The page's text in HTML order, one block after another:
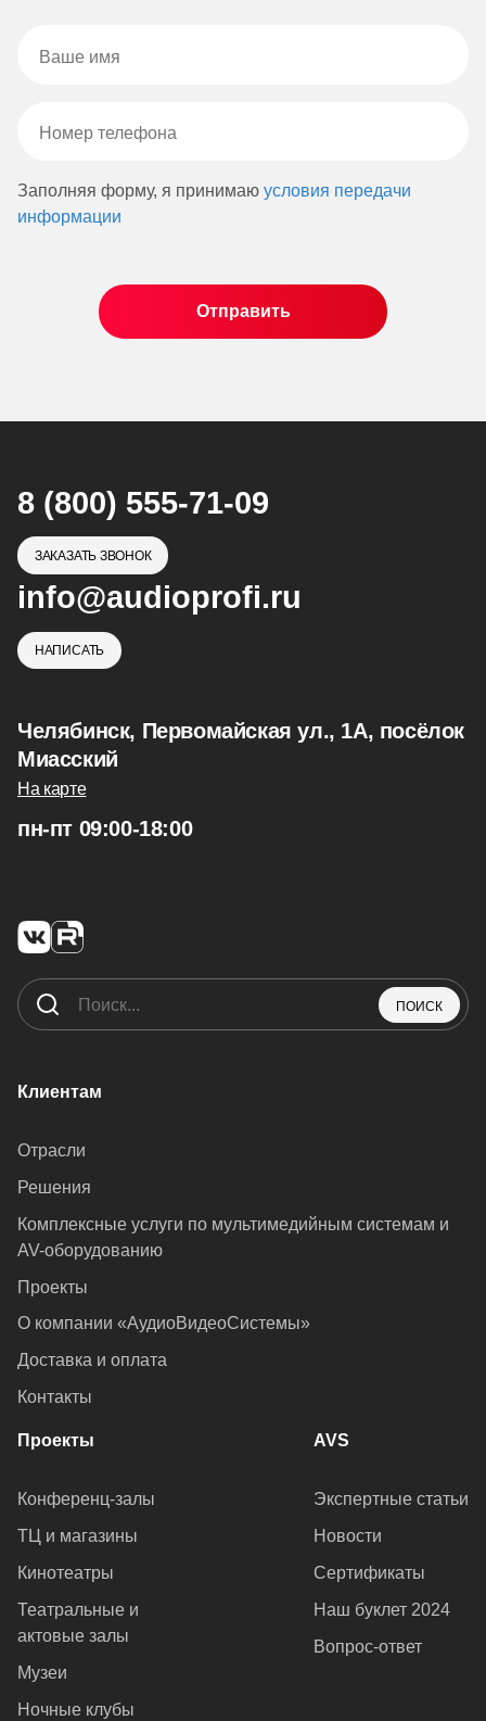
Заполняя форму, я принимаю условия передачи
информации
8 (800) 555-71-09
ЗАКАЗАТЬ ЗВОНОК
info@audioprofi.ru
НАПИСАТЬ
Челябинск, Первомайская ул., 1А, посёлок
Миасский
На карте
пн-пт 09:00-18:00
ПОИСК
Клиентам
Отрасли
Решения
Комплексные услуги по мультимедийным системам и
AV-оборудованию
Проекты
О компании «АудиоВидеоСистемы»
Доставка и оплата
Контакты
Проекты
Конференц-залы
ТЦ и магазины
Кинотеатры
Театральные и
актовые залы
Музеи
Ночные клубы
AVS
Экспертные статьи
Новости
Сертификаты
Наш буклет 2024
Вопрос-ответ